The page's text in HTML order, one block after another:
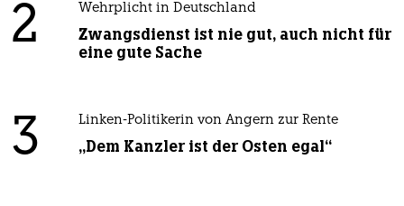
2 Wehrplicht in Deutschland
Zwangsdienst ist nie gut, auch nicht für
eine gute Sache
3 Linken-Politikerin von Angern zur Rente
„Dem Kanzler ist der Osten egal“